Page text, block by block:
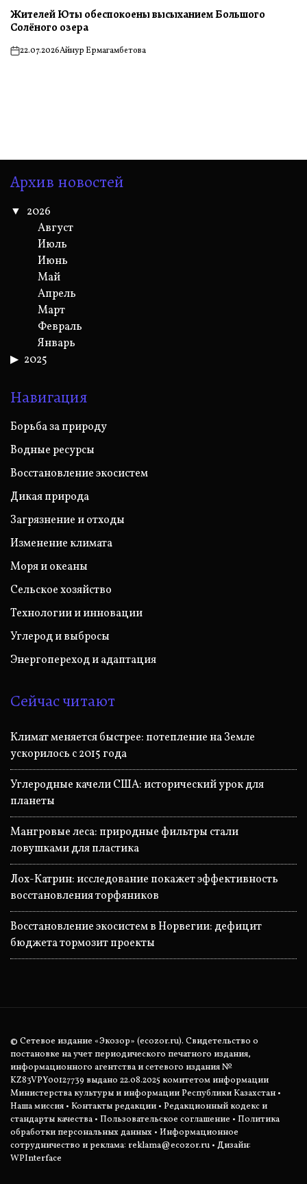
Жителей Юты обеспокоены высыханием Большого
Солёного озера
on22.07.2026Айнур Ермагамбетова
Архив новостей
2026
Август
Июль
Июнь
Май
Апрель
Март
Февраль
Январь
2025
Навигация
Борьба за природу
Водные ресурсы
Восстановление экосистем
Дикая природа
Загрязнение и отходы
Изменение климата
Моря и океаны
Сельское хозяйство
Технологии и инновации
Углерод и выбросы
Энергопереход и адаптация
Сейчас читают
Климат меняется быстрее: потепление на Земле
ускорилось с 2015 года
Углеродные качели США: исторический урок для
планеты
Мангровые леса: природные фильтры стали
ловушками для пластика
Лох-Катрин: исследование покажет эффективность
восстановления торфяников
Восстановление экосистем в Норвегии: дефицит
бюджета тормозит проекты
© Сетевое издание «Экозор» (ecozor.ru). Свидетельство о
постановке на учет периодического печатного издания,
информационного агентства и сетевого издания №
KZ83VPY00127739 выдано 22.08.2025 комитетом информации
Министерства культуры и информации Республики Казахстан •
Наша миссия • Контакты редакции • Редакционный кодекс и
стандарты качества • Пользовательское соглашение • Политика
обработки персональных данных • Информационное
сотрудничество и реклама: reklama@ecozor.ru • Дизайн:
WPInterface